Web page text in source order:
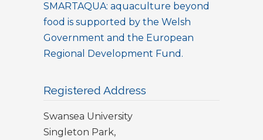
SMARTAQUA: aquaculture beyond
food is supported by the Welsh
Government and the European
Regional Development Fund.
Registered Address
Swansea University
Singleton Park,